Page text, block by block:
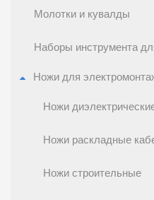
Молотки и кувалды
Наборы инструмента
Ножи для
Ножи
Ножи раскладные
Ножи строительные